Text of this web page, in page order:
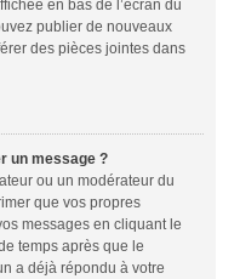
en bas de l’écran du
publier de nouveaux
des pièces jointes dans
un message ?
ou un modérateur du
que vos propres
messages en cliquant le
temps après que le
a déjà répondu à votre